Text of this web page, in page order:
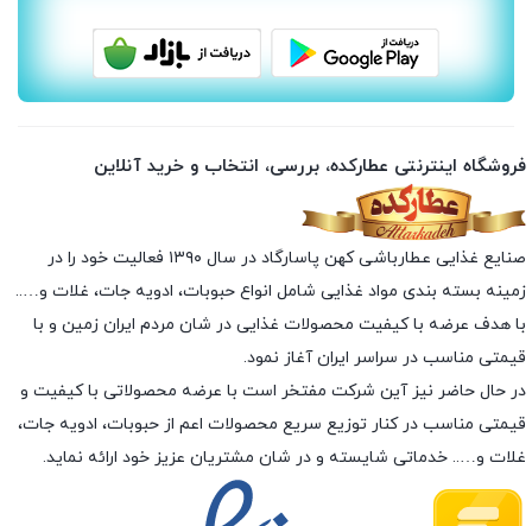
فروشگاه اینترنتی عطارکده، بررسی، انتخاب و خرید آنلاین
صنایع غذایی عطارباشی کهن پاسارگاد در سال ۱۳۹۰ فعالیت خود را در
زمینه بسته بندی مواد غذایی شامل انواع حبوبات، ادویه جات، غلات و…..
با هدف عرضه با کیفیت محصولات غذایی در شان مردم ایران زمین و با
قیمتی مناسب در سراسر ایران آغاز نمود.
در حال حاضر نیز آین شرکت مفتخر است با عرضه محصولاتی با کیفیت و
قیمتی مناسب در کنار توزیع سریع محصولات اعم از حبوبات، ادویه جات،
غلات و….. خدماتی شایسته و در شان مشتریان عزیز خود ارائه نماید.